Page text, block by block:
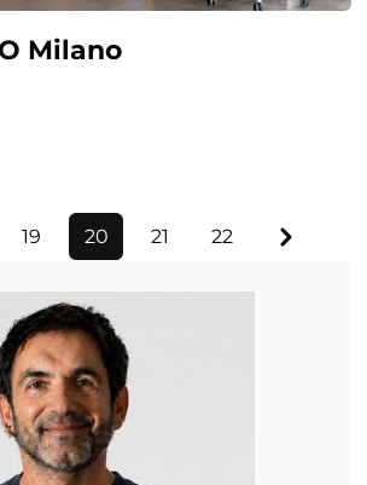
Milano
19 20 21 22 Next